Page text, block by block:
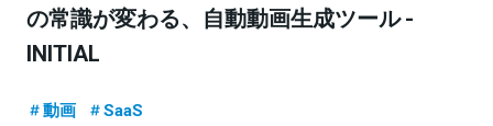
の常識が変わる、自動動画生成ツール -
INITIAL
動画 SaaS